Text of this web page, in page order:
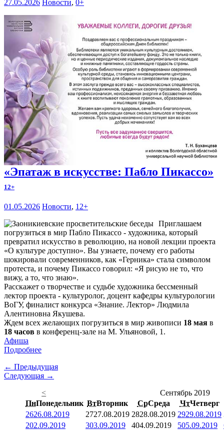
27.05.2026 Новости, 0+
«Эпатаж в искусстве: Пабло Пикассо»
12+
01.05.2026 Новости, 12+
Приглашаем
погрузиться в мир Пабло Пикассо - художника, который
превратил искусство в революцию, на новой лекции проекта
«О культуре доступно». Вы узнаете, почему его работы
шокировали современников, как «Герника» стала символом
протеста, и почему Пикассо говорил: «Я рисую не то, что
вижу, а то, что знаю».
Расскажет о творчестве и судьбе художника бессменный
лектор проекта - культуролог, доцент кафедры культурологии
ВоГУ, финалист конкурса «Знание. Лектор» Людмила
Алентиновна Якушева.
Ждем всех желающих погрузиться в мир живописи 18 мая в
18 часов в конференц-зале на М. Ульяновой, 1.
Афиша
Подробнее
← Предыдущая
Следующая →
<
Сентябрь 2019
ПнПонедельник ВтВторник СрСреда ЧтЧетверг
2626.08.2019 2727.08.2019 2828.08.2019 2929.08.2019
202.09.2019 303.09.2019 404.09.2019 505.09.2019